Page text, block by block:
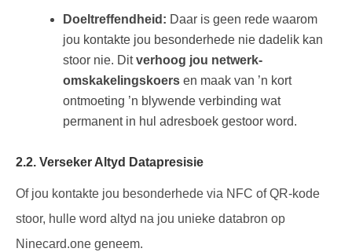
Doeltreffendheid: Daar is geen rede waarom
jou kontakte jou besonderhede nie dadelik kan
stoor nie. Ditverhoog jou netwerk-
omskakelingskoers en maak van ’n kort
ontmoeting ’n blywende verbinding wat
permanent in hul adresboek gestoor word.
2.2. Verseker Altyd Datapresisie
Of jou kontakte jou besonderhede via NFC of QR-kode
stoor, hulle word altyd na jou unieke databron op
Ninecard.one geneem.